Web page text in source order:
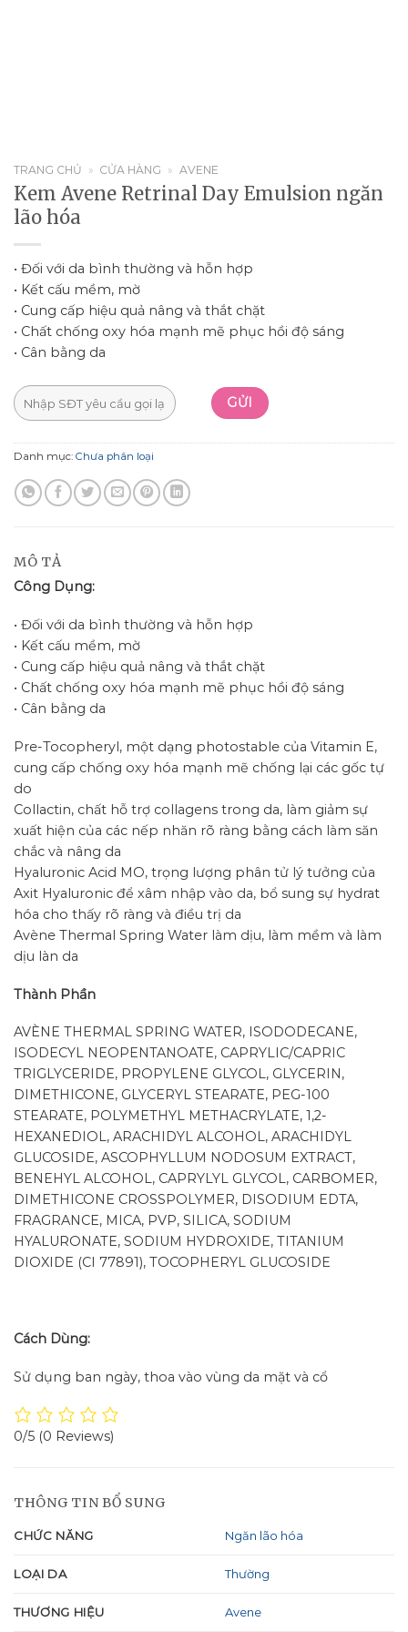
TRANG CHỦ » CỬA HÀNG » AVENE
Kem Avene Retrinal Day Emulsion ngăn
lão hóa
• Đối với da bình thường và hỗn hợp
• Kết cấu mềm, mờ
• Cung cấp hiệu quả nâng và thắt chặt
• Chất chống oxy hóa mạnh mẽ phục hồi độ sáng
• Cân bằng da
Danh mục: Chưa phân loại
MÔ TẢ
Công Dụng:
• Đối với da bình thường và hỗn hợp
• Kết cấu mềm, mờ
• Cung cấp hiệu quả nâng và thắt chặt
• Chất chống oxy hóa mạnh mẽ phục hồi độ sáng
• Cân bằng da
Pre-Tocopheryl, một dạng photostable của Vitamin E,
cung cấp chống oxy hóa mạnh mẽ chống lại các gốc tự
do
Collactin, chất hỗ trợ collagens trong da, làm giảm sự
xuất hiện của các nếp nhăn rõ ràng bằng cách làm săn
chắc và nâng da
Hyaluronic Acid MO, trọng lượng phân tử lý tưởng của
Axit Hyaluronic để xâm nhập vào da, bổ sung sự hydrat
hóa cho thấy rõ ràng và điều trị da
Avène Thermal Spring Water làm dịu, làm mềm và làm
dịu làn da
Thành Phần
AVÈNE THERMAL SPRING WATER, ISODODECANE,
ISODECYL NEOPENTANOATE, CAPRYLIC/CAPRIC
TRIGLYCERIDE, PROPYLENE GLYCOL, GLYCERIN,
DIMETHICONE, GLYCERYL STEARATE, PEG-100
STEARATE, POLYMETHYL METHACRYLATE, 1,2-
HEXANEDIOL, ARACHIDYL ALCOHOL, ARACHIDYL
GLUCOSIDE, ASCOPHYLLUM NODOSUM EXTRACT,
BENEHYL ALCOHOL, CAPRYLYL GLYCOL, CARBOMER,
DIMETHICONE CROSSPOLYMER, DISODIUM EDTA,
FRAGRANCE, MICA, PVP, SILICA, SODIUM
HYALURONATE, SODIUM HYDROXIDE, TITANIUM
DIOXIDE (CI 77891), TOCOPHERYL GLUCOSIDE
Cách Dùng:
Sử dụng ban ngày, thoa vào vùng da mặt và cổ
0/5 (0 Reviews)
THÔNG TIN BỔ SUNG
CHỨC NĂNG Ngăn lão hóa
LOẠI DA Thường
THƯƠNG HIỆU Avene